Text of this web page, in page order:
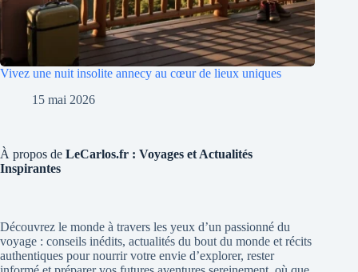
Vivez une nuit insolite annecy au cœur de lieux uniques
15 mai 2026
À propos de LeCarlos.fr : Voyages et Actualités
Inspirantes
Découvrez le monde à travers les yeux d’un passionné du
voyage : conseils inédits, actualités du bout du monde et récits
authentiques pour nourrir votre envie d’explorer, rester